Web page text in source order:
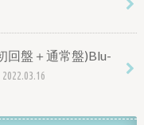
回盤＋通常盤)Blu-
2022.03.16